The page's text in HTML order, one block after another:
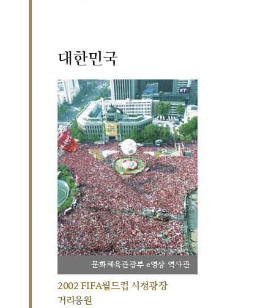
대한민국
문화체육관광부 e영상 역사관
2002 FIFA월드컵 시청광장
거리응원